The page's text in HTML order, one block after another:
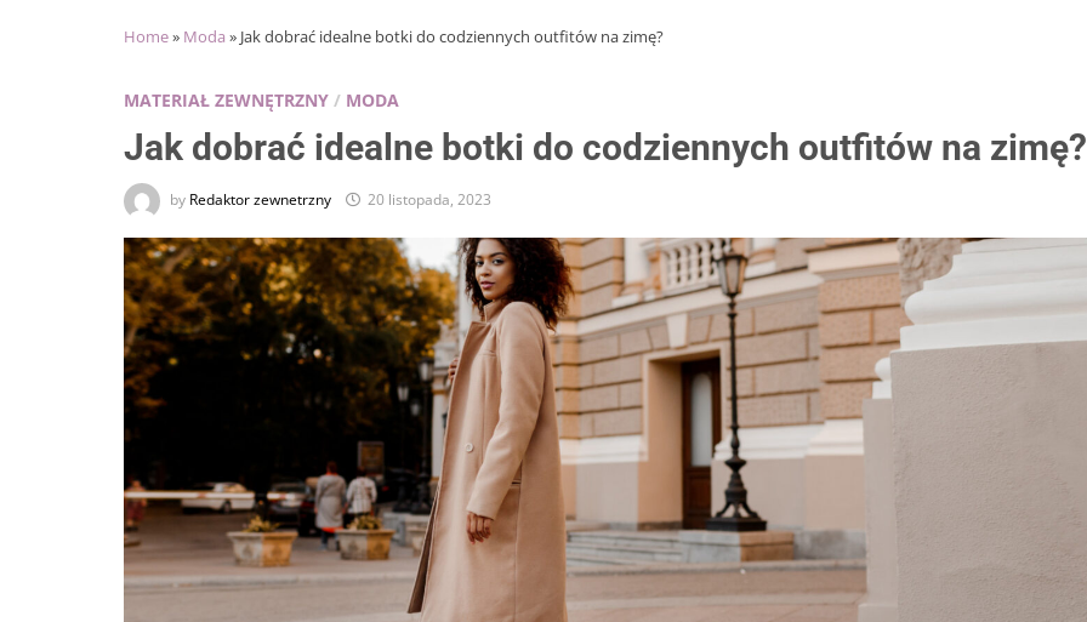
Home» Moda » Jak dobrać idealne botki do codziennych outfitów na zimę?
MATERIAŁ ZEWNĘTRZNY / MODA
Jak dobrać idealne botki do codziennych outfitów na zimę?
by Redaktor zewnetrzny 20 listopada, 2023